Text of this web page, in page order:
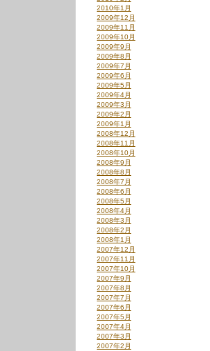
2010年1月
2009年12月
2009年11月
2009年10月
2009年9月
2009年8月
2009年7月
2009年6月
2009年5月
2009年4月
2009年3月
2009年2月
2009年1月
2008年12月
2008年11月
2008年10月
2008年9月
2008年8月
2008年7月
2008年6月
2008年5月
2008年4月
2008年3月
2008年2月
2008年1月
2007年12月
2007年11月
2007年10月
2007年9月
2007年8月
2007年7月
2007年6月
2007年5月
2007年4月
2007年3月
2007年2月